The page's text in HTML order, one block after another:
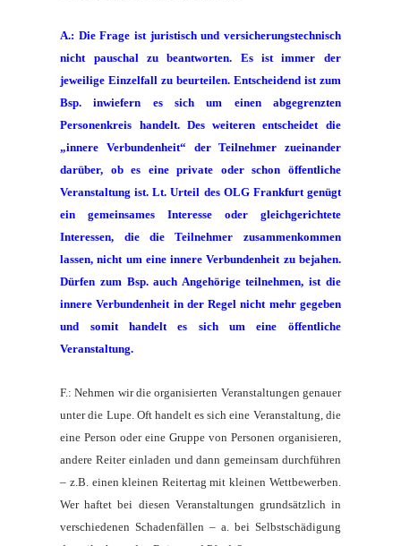
A.: Die Frage ist juristisch und versicherungstechnisch
nicht pauschal zu beantworten. Es ist immer der
jeweilige Einzelfall zu beurteilen. Entscheidend ist zum
Bsp. inwiefern es sich um einen abgegrenzten
Personenkreis handelt. Des weiteren entscheidet die
„innere Verbundenheit“ der Teilnehmer zueinander
darüber, ob es eine private oder schon öffentliche
Veranstaltung ist. Lt. Urteil des OLG Frankfurt genügt
ein gemeinsames Interesse oder gleichgerichtete
Interessen, die die Teilnehmer zusammenkommen
lassen, nicht um eine innere Verbundenheit zu bejahen.
Dürfen zum Bsp. auch Angehörige teilnehmen, ist die
innere Verbundenheit in der Regel nicht mehr gegeben
und somit handelt es sich um eine öffentliche
Veranstaltung.
F.: Nehmen wir die organisierten Veranstaltungen genauer
unter die Lupe. Oft handelt es sich eine Veranstaltung, die
eine Person oder eine Gruppe von Personen organisieren,
andere Reiter einladen und dann gemeinsam durchführen
– z.B. einen kleinen Reitertag mit kleinen Wettbewerben.
Wer haftet bei diesen Veranstaltungen grundsätzlich in
verschiedenen Schadenfällen – a. bei Selbstschädigung